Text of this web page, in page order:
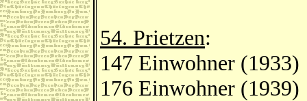
54. Prietzen:
147 Einwohner (1933)
176 Einwohner (1939)